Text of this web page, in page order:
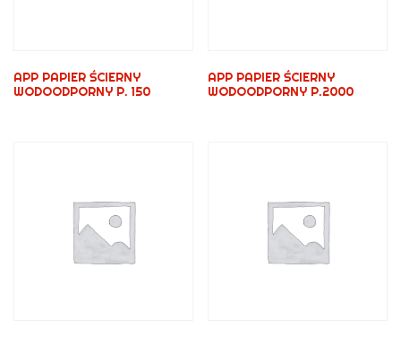
APP PAPIER ŚCIERNY
WODOODPORNY P. 150
APP PAPIER ŚCIERNY
WODOODPORNY P.2000